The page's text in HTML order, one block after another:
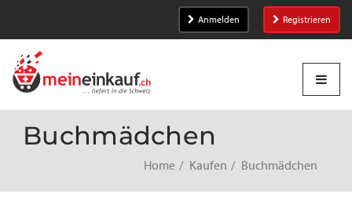
Anmelden Registrieren
Buchmädchen
Home Kaufen Buchmädchen